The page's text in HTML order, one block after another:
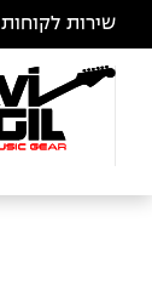
שירות לקוחות